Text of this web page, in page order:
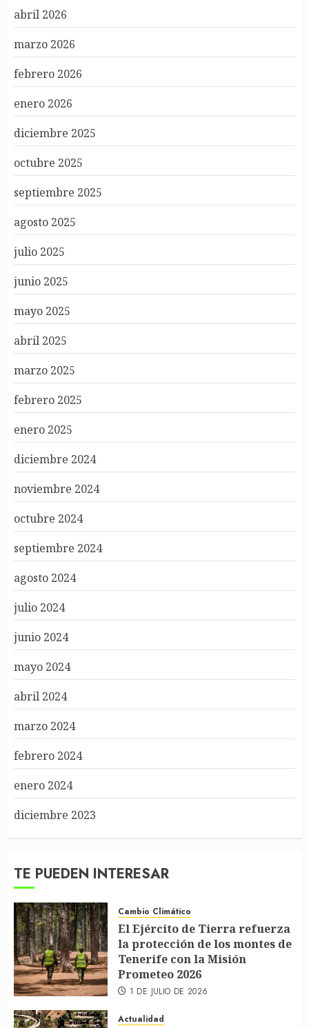
abril 2026
marzo 2026
febrero 2026
enero 2026
diciembre 2025
octubre 2025
septiembre 2025
agosto 2025
julio 2025
junio 2025
mayo 2025
abril 2025
marzo 2025
febrero 2025
enero 2025
diciembre 2024
noviembre 2024
octubre 2024
septiembre 2024
agosto 2024
julio 2024
junio 2024
mayo 2024
abril 2024
marzo 2024
febrero 2024
enero 2024
diciembre 2023
TE PUEDEN INTERESAR
Cambio Climático
El Ejército de Tierra refuerza
la protección de los montes de
Tenerife con la Misión
Prometeo 2026
1 DE JULIO DE 2026
Actualidad